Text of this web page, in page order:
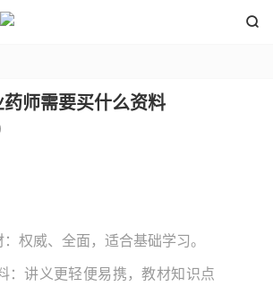

师需要买什么资料
)
：权威、全面，适合基础学习。
：讲义更轻便易携，教材知识点